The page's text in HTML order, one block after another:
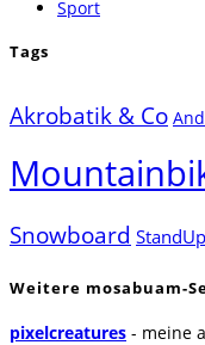
Sport
Tags
Akrobatik & Co
Snowboard
Weitere mosabuam-
pixelcreatures - meine